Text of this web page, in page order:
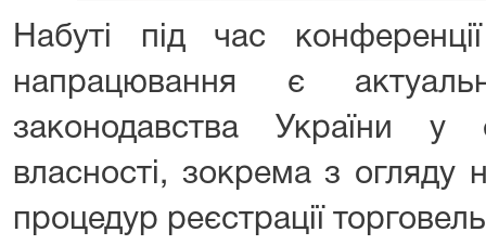
Набуті під час
напрацювання є
законодавства України у
власності, зокрема з огляду
процедур реєстрації